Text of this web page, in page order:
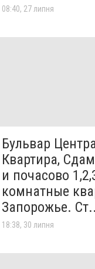
08:40, 27 липня
Бульвар
Квартира,
и почасово
комнатные
Запорожье.
18:38, 30 липня